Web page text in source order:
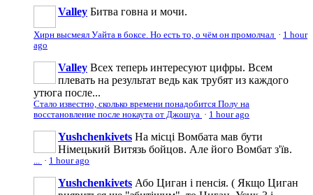
Valley Битва говна и мочи.
Хирн высмеял Уайта в боксе. Но есть то, о чём он промолчал · 1 hour
ago
Valley Всех теперь интересуют цифры. Всем
плевать на результат ведь как трубят из каждого
утюга после...
Стало известно, сколько времени понадобится Полу на
восстановление после нокаута от Джошуа · 1 hour ago
Yushchenkivets На місці Вомбата мав бути
Німецький Витязь бойцов. Але його Вомбат з'їв.
... · 1 hour ago
Yushchenkivets Або Циган і пенсія. ( Якщо Циган